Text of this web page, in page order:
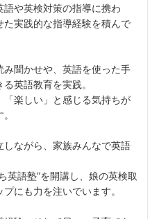
や英検対策の指導に携わ
た実践的な指導経験を積んで
聞かせや、英語を使った手
英語教育を実践。
楽しい」と感じる気持ちが
ながら、家族みんなで英語
英語塾”を開講し、娘の英検取
にも力を注いでいます。